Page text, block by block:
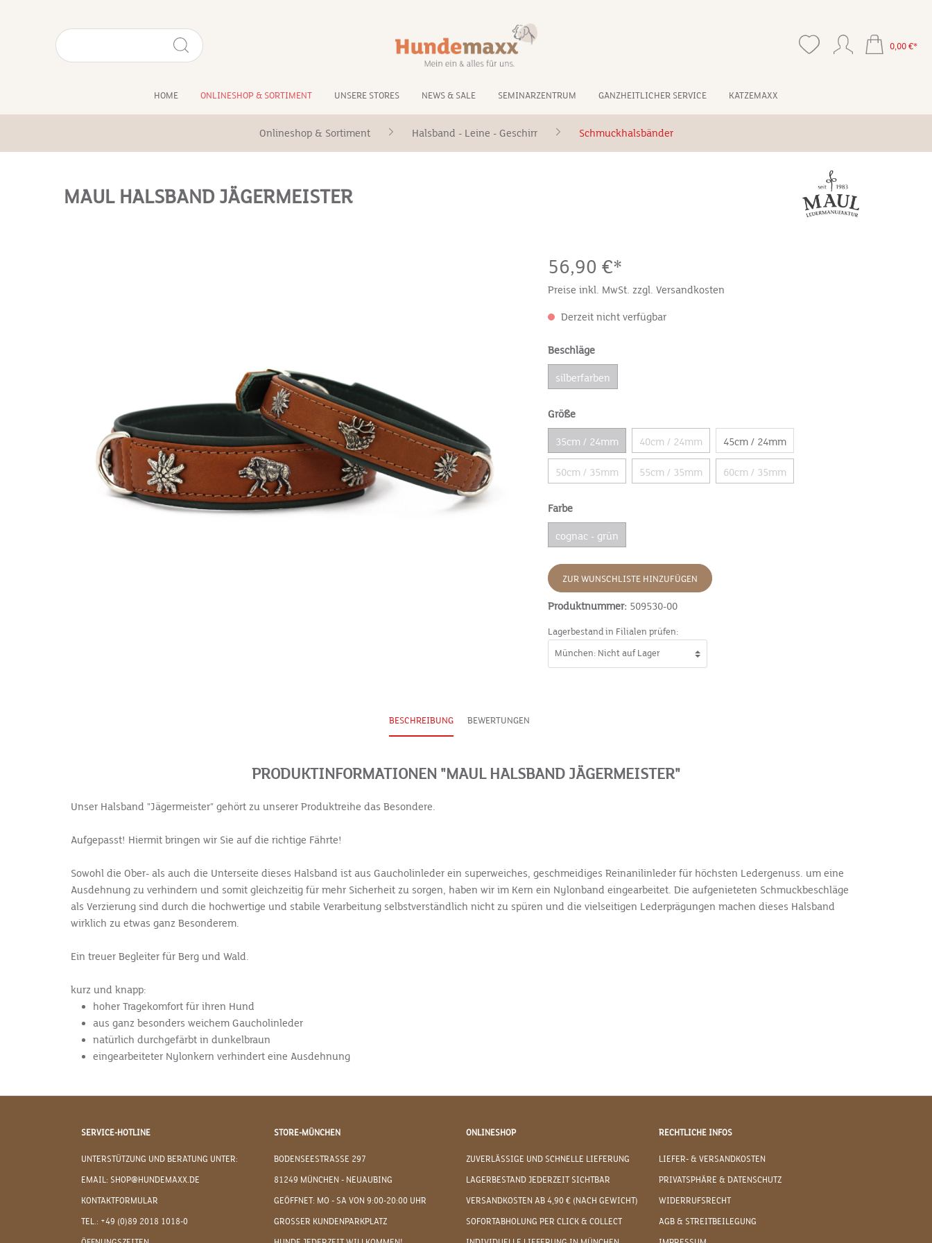
0,00 €*
HOME ONLINESHOP & SORTIMENT UNSERE STORES NEWS & SALE SEMINARZENTRUM GANZHEITLICHER SERVICE KATZEMAXX
Onlineshop & Sortiment Halsband - Leine - Geschirr Schmuckhalsbänder
MAUL HALSBAND JÄGERMEISTER
56,90 €*
Preise inkl. MwSt. zzgl. Versandkosten
Derzeit nicht verfügbar
Beschläge
silberfarben
Größe
35cm / 24mm 40cm / 24mm 45cm / 24mm
50cm / 35mm 55cm / 35mm 60cm / 35mm
Farbe
cognac - grün
ZUR WUNSCHLISTE HINZUFÜGEN
Produktnummer: 509530-00
Lagerbestand in Filialen prüfen:
BESCHREIBUNG BEWERTUNGEN
PRODUKTINFORMATIONEN "MAUL HALSBAND JÄGERMEISTER"
Unser Halsband "Jägermeister" gehört zu unserer Produktreihe das Besondere.
Aufgepasst! Hiermit bringen wir Sie auf die richtige Fährte!
Sowohl die Ober- als auch die Unterseite dieses Halsband ist aus Gaucholinleder ein superweiches, geschmeidiges Reinanilinleder für höchsten Ledergenuss. um eine
Ausdehnung zu verhindern und somit gleichzeitig für mehr Sicherheit zu sorgen, haben wir im Kern ein Nylonband eingearbeitet. Die aufgenieteten Schmuckbeschläge
als Verzierung sind durch die hochwertige und stabile Verarbeitung selbstverständlich nicht zu spüren und die vielseitigen Lederprägungen machen dieses Halsband
wirklich zu etwas ganz Besonderem.
Ein treuer Begleiter für Berg und Wald.
kurz und knapp:
hoher Tragekomfort für ihren Hund
aus ganz besonders weichem Gaucholinleder
natürlich durchgefärbt in dunkelbraun
eingearbeiteter Nylonkern verhindert eine Ausdehnung
SERVICE-HOTLINE
UNTERSTÜTZUNG UND BERATUNG UNTER:
EMAIL: SHOP@HUNDEMAXX.DE
KONTAKTFORMULAR
TEL.: +49 (0)89 2018 1018-0
STORE-MÜNCHEN
BODENSEESTRASSE 297
81249 MÜNCHEN - NEUAUBING
GEÖFFNET: MO - SA VON 9:00-20:00 UHR
GROSSER KUNDENPARKPLATZ
ONLINESHOP
ZUVERLÄSSIGE UND SCHNELLE LIEFERUNG
LAGERBESTAND JEDERZEIT SICHTBAR
VERSANDKOSTEN AB 4,90 € (NACH GEWICHT)
SOFORTABHOLUNG PER CLICK & COLLECT
RECHTLICHE INFOS
LIEFER- & VERSANDKOSTEN
PRIVATSPHÄRE & DATENSCHUTZ
WIDERRUFSRECHT
AGB & STREITBEILEGUNG